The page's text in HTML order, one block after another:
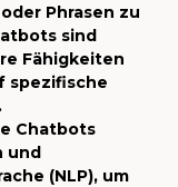
Phrasen zu
sind
Fähigkeiten
spezifische
Chatbots
und
(NLP), um